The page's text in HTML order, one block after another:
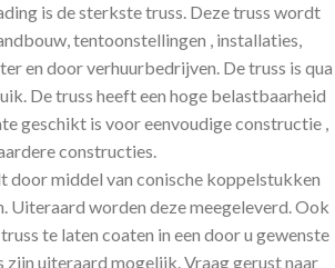
is de sterkste truss. Deze truss wordt
tentoonstellingen , installaties,
en door verhuurbedrijven. De truss is qua
De truss heeft een hoge belastbaarheid
geschikt is voor eenvoudige constructie ,
constructies.
door middel van conische koppelstukken
Uiteraard worden deze meegeleverd. Ook
te laten coaten in een door u gewenste
zijn uiteraard mogelijk. Vraag gerust naar